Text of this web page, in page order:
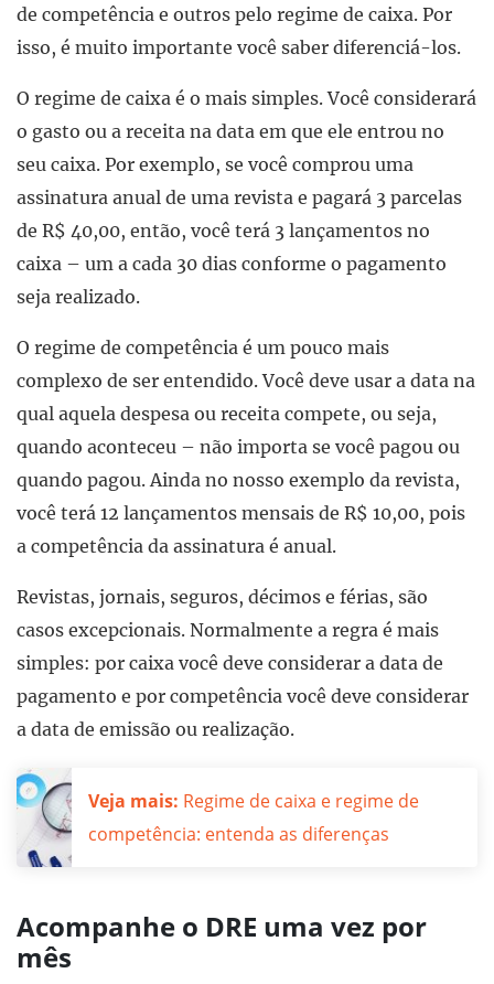
de competência e outros pelo regime de caixa. Por
isso, é muito importante você saber diferenciá-los.
O regime de caixa é o mais simples. Você considerará
o gasto ou a receita na data em que ele entrou no
seu caixa. Por exemplo, se você comprou uma
assinatura anual de uma revista e pagará 3 parcelas
de R$ 40,00, então, você terá 3 lançamentos no
caixa – um a cada 30 dias conforme o pagamento
seja realizado.
O regime de competência é um pouco mais
complexo de ser entendido. Você deve usar a data na
qual aquela despesa ou receita compete, ou seja,
quando aconteceu – não importa se você pagou ou
quando pagou. Ainda no nosso exemplo da revista,
você terá 12 lançamentos mensais de R$ 10,00, pois
a competência da assinatura é anual.
Revistas, jornais, seguros, décimos e férias, são
casos excepcionais. Normalmente a regra é mais
simples: por caixa você deve considerar a data de
pagamento e por competência você deve considerar
a data de emissão ou realização.
Veja mais: Regime de caixa e regime de
competência: entenda as diferenças
Acompanhe o DRE uma vez por
mês